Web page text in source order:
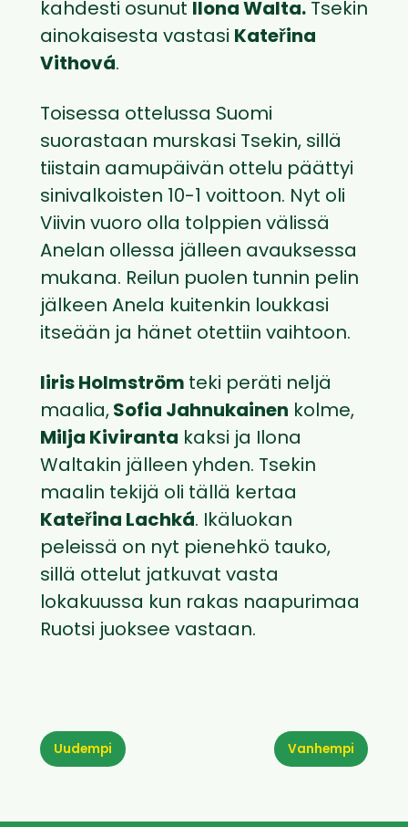
kahdesti osunut Ilona Walta. Tsekin
ainokaisesta vastasi Kateřina
Vithová.
Toisessa ottelussa Suomi
suorastaan murskasi Tsekin, sillä
tiistain aamupäivän ottelu päättyi
sinivalkoisten 10-1 voittoon. Nyt oli
Viivin vuoro olla tolppien välissä
Anelan ollessa jälleen avauksessa
mukana. Reilun puolen tunnin pelin
jälkeen Anela kuitenkin loukkasi
itseään ja hänet otettiin vaihtoon.
Iiris Holmström teki peräti neljä
maalia, Sofia Jahnukainen kolme,
Milja Kiviranta kaksi ja Ilona
Waltakin jälleen yhden. Tsekin
maalin tekijä oli tällä kertaa
Kateřina Lachká. Ikäluokan
peleissä on nyt pienehkö tauko,
sillä ottelut jatkuvat vasta
lokakuussa kun rakas naapurimaa
Ruotsi juoksee vastaan.
Vanhempi
Uudempi